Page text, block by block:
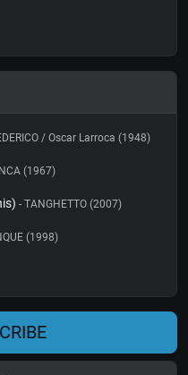
/ Oscar Larroca (1948)
(1967)
- TANGHETTO (2007)
(1998)